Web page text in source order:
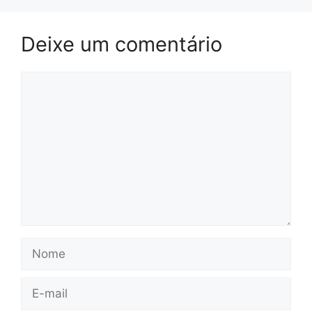
Deixe um comentário
mail